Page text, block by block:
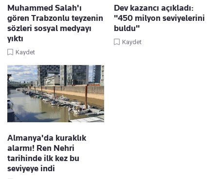
Muhammed Salah'ı
gören Trabzonlu teyzenin
sözleri sosyal medyayı
yıktı
Kaydet
Dev kazancı açıkladı:
"450 milyon seviyelerini
buldu"
Kaydet
Almanya'da kuraklık
alarmı! Ren Nehri
tarihinde ilk kez bu
seviyeye indi